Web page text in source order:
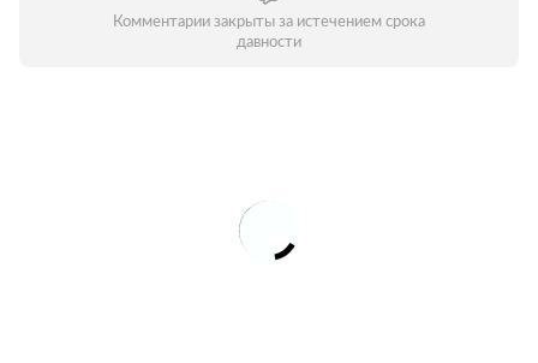
Комментарии закрыты за истечением срока
давности